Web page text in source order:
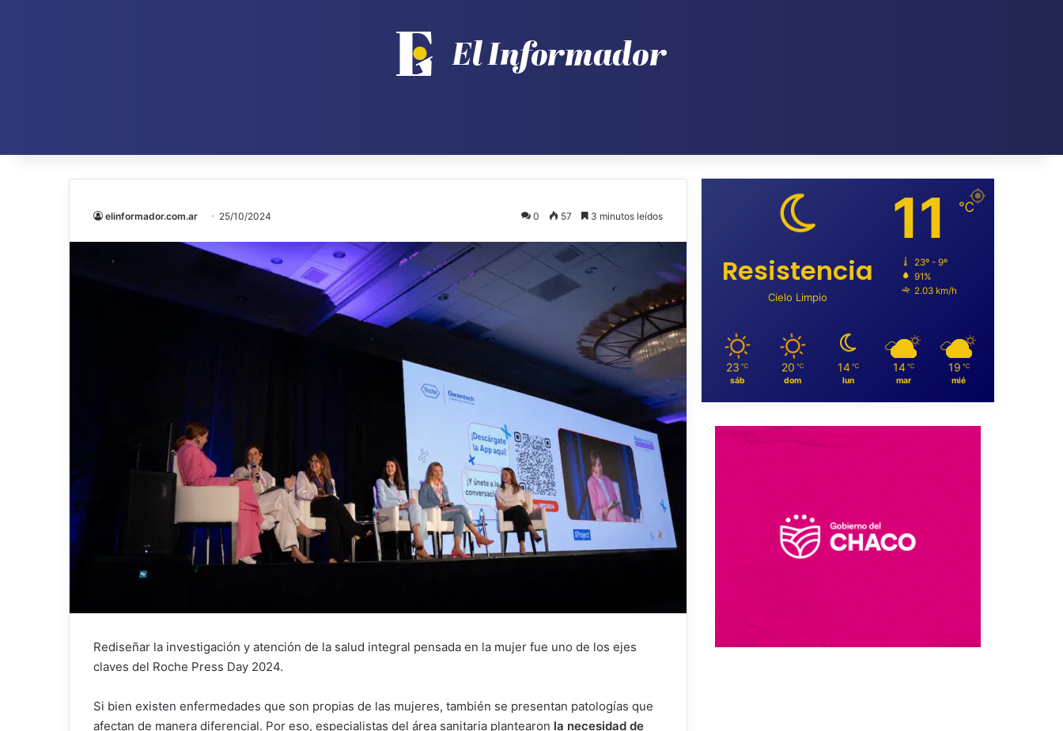
elinformador.com.ar 25/10/2024 0 57 3 minutos leídos
Rediseñar la investigación y atención de la salud integral pensada en la mujer fue uno de los ejes
claves del Roche Press Day 2024.
Si bien existen enfermedades que son propias de las mujeres, también se presentan patologías que
afectan de manera diferencial. Por eso, especialistas del área sanitaria plantearon la necesidad de
Resistencia
Cielo Limpio
11 ℃
23º - 9º
91%
2.03 km/h
23 ℃
sáb
20 ℃
dom
14 ℃
lun
14 ℃
mar
19 ℃
mié